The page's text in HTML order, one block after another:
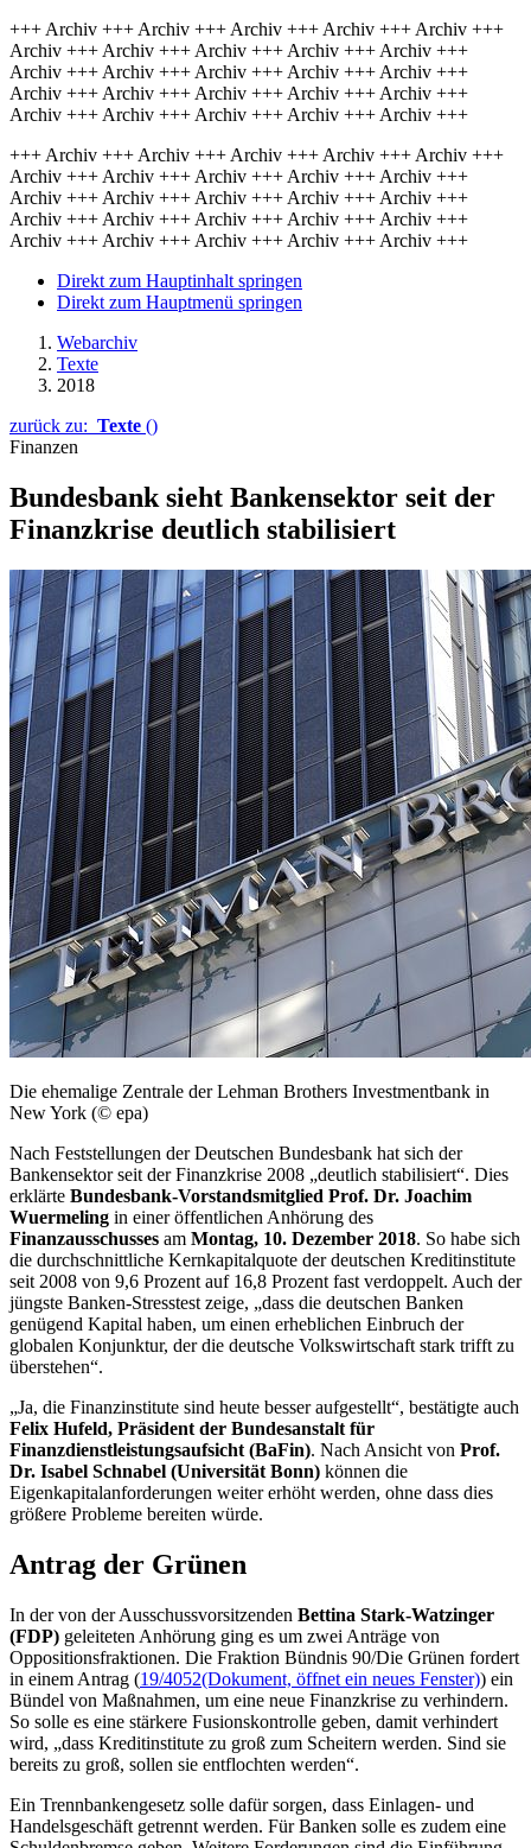
+++ Archiv +++ Archiv +++ Archiv +++ Archiv +++ Archiv +++
Archiv +++ Archiv +++ Archiv +++ Archiv +++ Archiv +++
Archiv +++ Archiv +++ Archiv +++ Archiv +++ Archiv +++
Archiv +++ Archiv +++ Archiv +++ Archiv +++ Archiv +++
Archiv +++ Archiv +++ Archiv +++ Archiv +++ Archiv +++
+++ Archiv +++ Archiv +++ Archiv +++ Archiv +++ Archiv +++
Archiv +++ Archiv +++ Archiv +++ Archiv +++ Archiv +++
Archiv +++ Archiv +++ Archiv +++ Archiv +++ Archiv +++
Archiv +++ Archiv +++ Archiv +++ Archiv +++ Archiv +++
Archiv +++ Archiv +++ Archiv +++ Archiv +++ Archiv +++
Direkt zum Hauptinhalt springen
Direkt zum Hauptmenü springen
Webarchiv
Texte
2018
zurück zu: Texte ()
Finanzen
Bundesbank sieht Banken­sektor seit der
Finanz­krise deutlich stabili­siert
Die ehemalige Zentrale derLehman Brothers Investmentbank in
New York (© epa)
Nach Feststellungen der Deutschen Bundesbank hat sich der
Bankensektor seit der Finanzkrise 2008 „deutlich stabilisiert“. Dies
erklärte Bundesbank-Vorstandsmitglied Prof. Dr. Joachim
Wuermeling in einer öffentlichen Anhörung des
Finanzausschusses am Montag, 10. Dezember 2018. So habe sich
die durchschnittliche Kernkapitalquote der deutschen Kreditinstitute
seit 2008 von 9,6 Prozent auf 16,8 Prozent fast verdoppelt. Auch der
jüngste Banken-Stresstest zeige, „dass die deutschen Banken
genügend Kapital haben, um einen erheblichen Einbruch der
globalen Konjunktur, der die deutsche Volkswirtschaft stark trifft zu
überstehen“.
„Ja, die Finanzinstitute sind heute besser aufgestellt“, bestätigte auch
Felix Hufeld, Präsident der Bundesanstalt für
Finanzdienstleistungsaufsicht (BaFin). Nach Ansicht von Prof.
Dr. Isabel Schnabel (Universität Bonn) können die
Eigenkapitalanforderungen weiter erhöht werden, ohne dass dies
größere Probleme bereiten würde.
Antrag der Grünen
In der von der Ausschussvorsitzenden Bettina Stark-Watzinger
(FDP) geleiteten Anhörung ging es um zwei Anträge von
Oppositionsfraktionen. Die Fraktion Bündnis 90/Die Grünen fordert
in einem Antrag (19/4052(Dokument, öffnet ein neues Fenster)) ein
Bündel von Maßnahmen, um eine neue Finanzkrise zu verhindern.
So solle es eine stärkere Fusionskontrolle geben, damit verhindert
wird, „dass Kreditinstitute zu groß zum Scheitern werden. Sind sie
bereits zu groß, sollen sie entflochten werden“.
Ein Trennbankengesetz solle dafür sorgen, dass Einlagen- und
Handelsgeschäft getrennt werden. Für Banken solle es zudem eine